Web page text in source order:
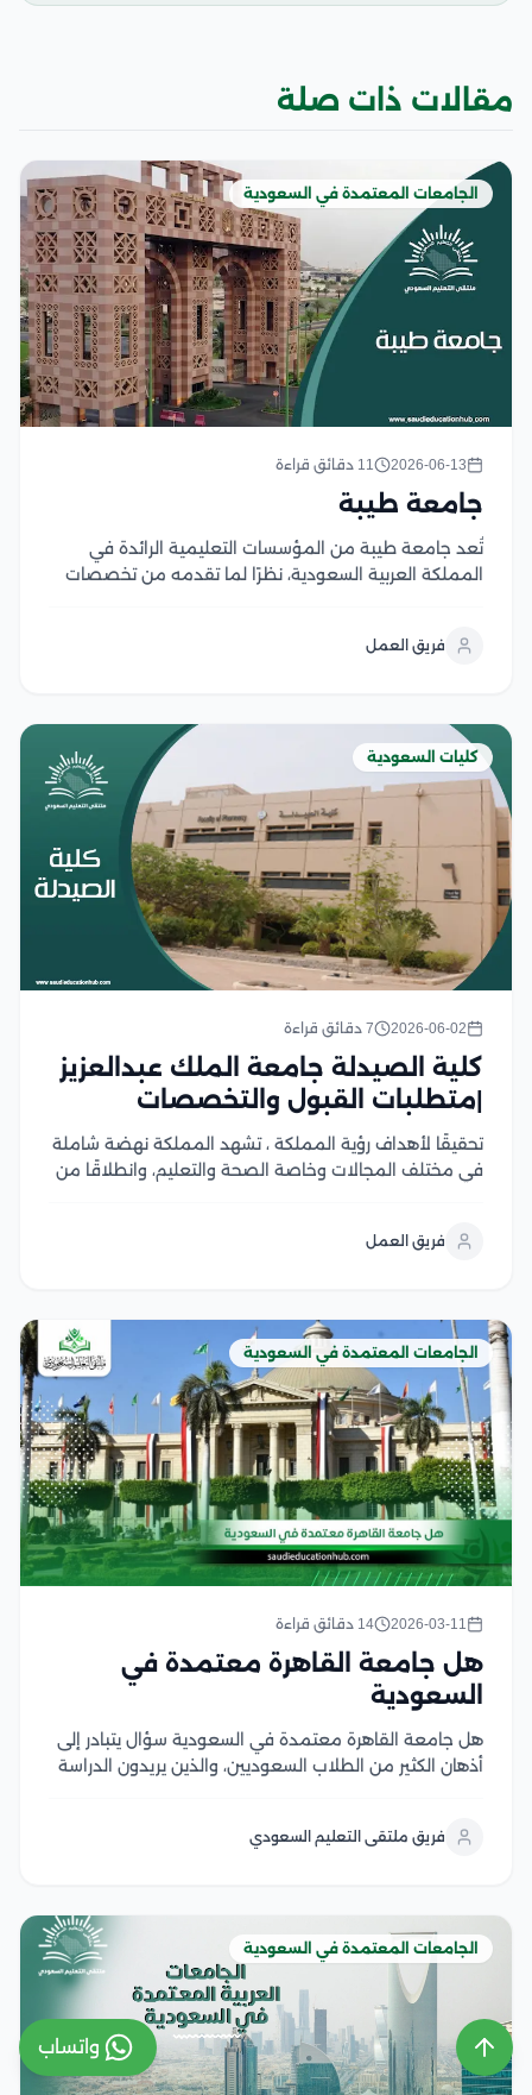
مقالات ذات صلة
الجامعات المعتمدة في السعودية
2026-06-13 11 دقائق قراءة
جامعة طيبة
تُعد جامعة طيبة من المؤسسات التعليمية الرائدة في
المملكة العربية السعودية، نظرًا لما تقدمه من تخصصات
طيبة العديد من الطلاب المهنيين الناجحين...
فريق العمل
كليات السعودية
2026-06-02 7 دقائق قراءة
كلية الصيدلة جامعة الملك عبدالعزيز
|متطلبات القبول والتخصصات
تحقيقًا لأهداف رؤية المملكة ، تشهد المملكة نهضة شاملة
في مختلف المجالات وخاصة الصحة والتعليم، وانطلاقًا من
الطبية والرعاية الصحية المثلى، خاصة على المستوى...
فريق العمل
الجامعات المعتمدة في السعودية
2026-03-11 14 دقائق قراءة
هل جامعة القاهرة معتمدة في
السعودية
هل جامعة القاهرة معتمدة في السعودية سؤال يتبادر إلى
أذهان الكثير من الطلاب السعوديين، والذين يريدون الدراسة
تاريخ مشرف في العملية التعليمية الأمر...
فريق ملتقى التعليم السعودي
الجامعات المعتمدة في السعودية
واتساب